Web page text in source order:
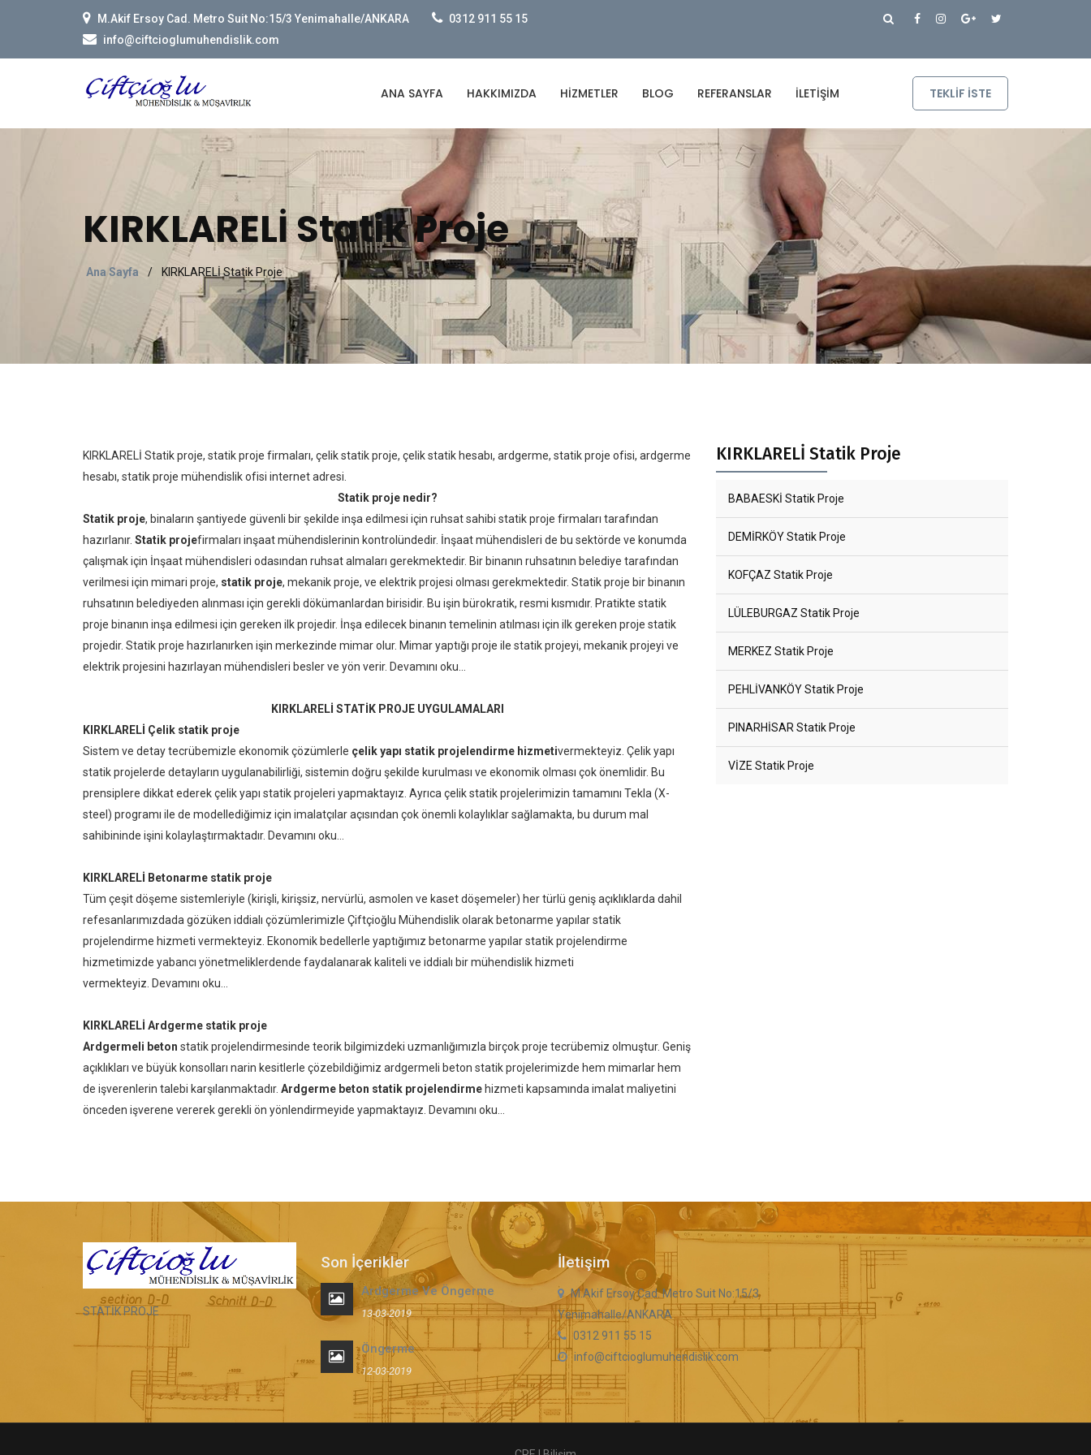
M.Akif Ersoy Cad. Metro Suit No:15/3 Yenimahalle/ANKARA
0312 911 55 15
info@ciftcioglumuhendislik.com
ANA SAYFA HAKKIMIZDA HIZMETLER BLOG REFERANSLAR İLETIŞIM TEKLIF ISTE
KIRKLARELİ Statik Proje
Ana Sayfa / KIRKLARELİ Statik Proje
KIRKLARELİ Statik proje, statik proje firmaları, çelik statik proje, çelik statik hesabı, ardgerme, statik proje ofisi, ardgerme
hesabı, statik proje mühendislik ofisi internet adresi.
Statik proje nedir?
Statik proje, binaların şantiyede güvenli bir şekilde inşa edilmesi için ruhsat sahibi statik proje firmaları tarafından
hazırlanır. Statik projefirmaları inşaat mühendislerinin kontrolündedir. İnşaat mühendisleri de bu sektörde ve konumda
çalışmak için İnşaat mühendisleri odasından ruhsat almaları gerekmektedir. Bir binanın ruhsatının belediye tarafından
verilmesi için mimari proje, statik proje, mekanik proje, ve elektrik projesi olması gerekmektedir. Statik proje bir binanın
ruhsatının belediyeden alınması için gerekli dökümanlardan birisidir. Bu işin bürokratik, resmi kısmıdır. Pratikte statik
proje binanın inşa edilmesi için gereken ilk projedir. İnşa edilecek binanın temelinin atılması için ilk gereken proje statik
projedir. Statik proje hazırlanırken işin merkezinde mimar olur. Mimar yaptığı proje ile statik projeyi, mekanik projeyi ve
elektrik projesini hazırlayan mühendisleri besler ve yön verir. Devamını oku...
KIRKLARELİ STATİK PROJE UYGULAMALARI
KIRKLARELİ Çelik statik proje
Sistem ve detay tecrübemizle ekonomik çözümlerle çelik yapı statik projelendirme hizmetivermekteyiz. Çelik yapı
statik projelerde detayların uygulanabilirliği, sistemin doğru şekilde kurulması ve ekonomik olması çok önemlidir. Bu
prensiplere dikkat ederek çelik yapı statik projeleri yapmaktayız. Ayrıca çelik statik projelerimizin tamamını Tekla (X-
steel) programı ile de modellediğimiz için imalatçılar açısından çok önemli kolaylıklar sağlamakta, bu durum mal
sahibininde işini kolaylaştırmaktadır. Devamını oku...
KIRKLARELİ Betonarme statik proje
Tüm çeşit döşeme sistemleriyle (kirişli, kirişsiz, nervürlü, asmolen ve kaset döşemeler) her türlü geniş açıklıklarda dahil
refesanlarımızdada gözüken iddialı çözümlerimizle Çiftçioğlu Mühendislik olarak betonarme yapılar statik
projelendirme hizmeti vermekteyiz. Ekonomik bedellerle yaptığımız betonarme yapılar statik projelendirme
hizmetimizde yabancı yönetmeliklerdende faydalanarak kaliteli ve iddialı bir mühendislik hizmeti
vermekteyiz. Devamını oku...
KIRKLARELİ Ardgerme statik proje
Ardgermeli beton statik projelendirmesinde teorik bilgimizdeki uzmanlığımızla birçok proje tecrübemiz olmuştur. Geniş
açıklıkları ve büyük konsolları narin kesitlerle çözebildiğimiz ardgermeli beton statik projelerimizde hem mimarlar hem
de işverenlerin talebi karşılanmaktadır. Ardgerme beton statik projelendirme hizmeti kapsamında imalat maliyetini
önceden işverene vererek gerekli ön yönlendirmeyide yapmaktayız. Devamını oku...
KIRKLARELİ Statik Proje
BABAESKİ Statik Proje
DEMİRKÖY Statik Proje
KOFÇAZ Statik Proje
LÜLEBURGAZ Statik Proje
MERKEZ Statik Proje
PEHLİVANKÖY Statik Proje
PINARHİSAR Statik Proje
VİZE Statik Proje
STATİK PROJE
Son İçerikler
Ardgerme Ve Öngerme
13-03-2019
Öngerme
12-03-2019
İletişim
M.Akif Ersoy Cad. Metro Suit No:15/3
Yenimahalle/ANKARA
0312 911 55 15
info@ciftcioglumuhendislik.com